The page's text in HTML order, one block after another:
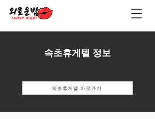
속초휴게텔 정보
속초휴게텔 바로가기